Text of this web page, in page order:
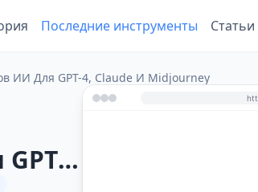
Последние инструменты Статьи
ИИ Для GPT-4, Claude И Midjourney